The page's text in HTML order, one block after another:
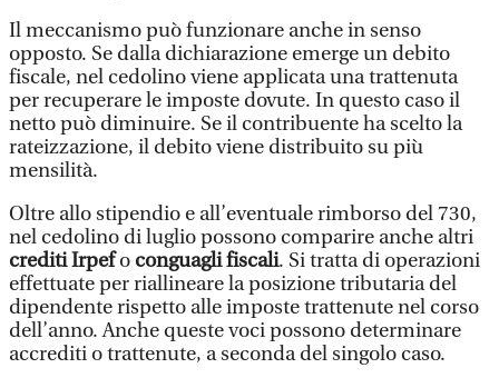
Il meccanismo può funzionare anche in senso
opposto. Se dalla dichiarazione emerge un debito
fiscale, nel cedolino viene applicata una trattenuta
per recuperare le imposte dovute. In questo caso il
netto può diminuire. Se il contribuente ha scelto la
rateizzazione, il debito viene distribuito su più
mensilità.
Oltre allo stipendio e all’eventuale rimborso del 730,
nel cedolino di luglio possono comparire anche altri
crediti Irpefo conguagli fiscali. Si tratta di operazioni
effettuate per riallineare la posizione tributaria del
dipendente rispetto alle imposte trattenute nel corso
dell’anno. Anche queste voci possono determinare
accrediti o trattenute, a seconda del singolo caso.